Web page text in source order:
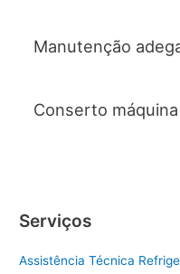
Manutenção
Conserto
Serviços
Assistência Técnica